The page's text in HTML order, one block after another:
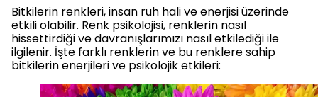
Bitkilerin renkleri, insan ruh hali ve enerjisi üzerinde
etkili olabilir. Renk psikolojisi, renklerin nasıl
hissettirdiği ve davranışlarımızı nasıl etkilediği ile
ilgilenir. İşte farklı renklerin ve bu renklere sahip
bitkilerin enerjileri ve psikolojik etkileri: